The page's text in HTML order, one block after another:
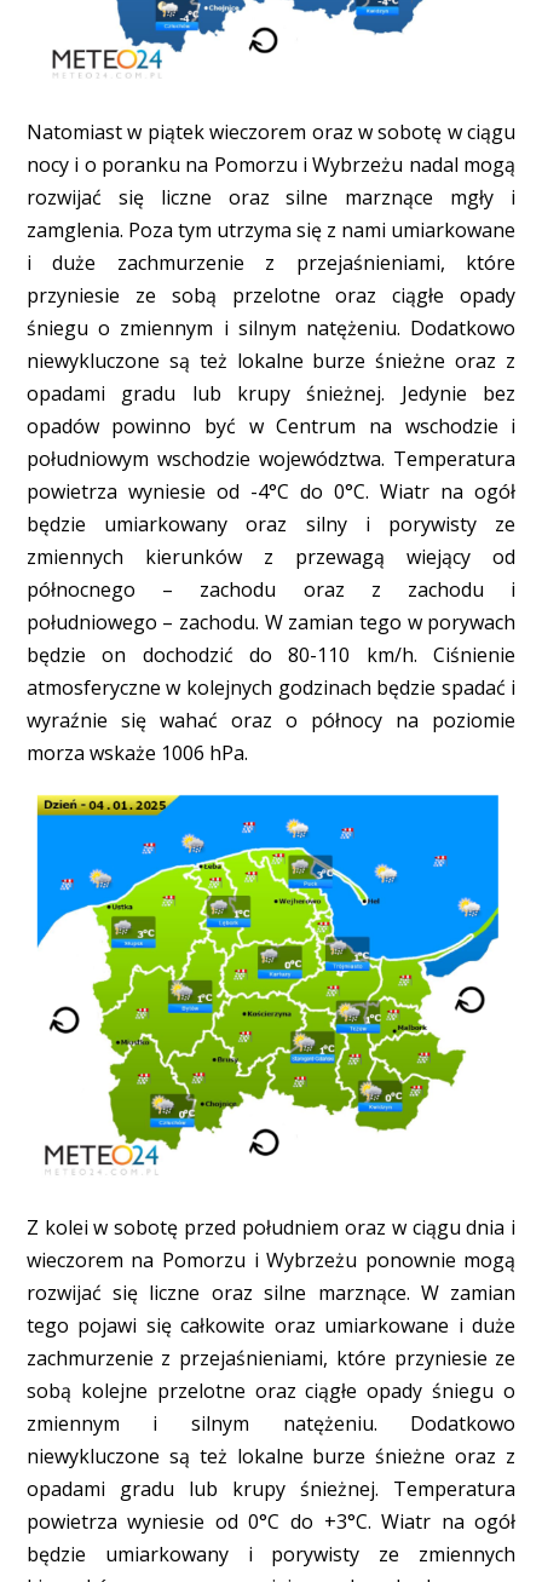
Natomiast w piątek wieczorem oraz w sobotę w ciągu
nocy i o poranku na Pomorzu i Wybrzeżu nadal mogą
rozwijać się liczne oraz silne marznące mgły i
zamglenia. Poza tym utrzyma się z nami umiarkowane
i duże zachmurzenie z przejaśnieniami, które
przyniesie ze sobą przelotne oraz ciągłe opady
śniegu o zmiennym i silnym natężeniu. Dodatkowo
niewykluczone są też lokalne burze śnieżne oraz z
opadami gradu lub krupy śnieżnej. Jedynie bez
opadów powinno być w Centrum na wschodzie i
południowym wschodzie województwa. Temperatura
powietrza wyniesie od -4°C do 0°C. Wiatr na ogół
będzie umiarkowany oraz silny i porywisty ze
zmiennych kierunków z przewagą wiejący od
północnego – zachodu oraz z zachodu i
południowego – zachodu. W zamian tego w porywach
będzie on dochodzić do 80-110 km/h. Ciśnienie
atmosferyczne w kolejnych godzinach będzie spadać i
wyraźnie się wahać oraz o północy na poziomie
morza wskaże 1006 hPa.
Z kolei w sobotę przed południem oraz w ciągu dnia i
wieczorem na Pomorzu i Wybrzeżu ponownie mogą
rozwijać się liczne oraz silne marznące. W zamian
tego pojawi się całkowite oraz umiarkowane i duże
zachmurzenie z przejaśnieniami, które przyniesie ze
sobą kolejne przelotne oraz ciągłe opady śniegu o
zmiennym i silnym natężeniu. Dodatkowo
niewykluczone są też lokalne burze śnieżne oraz z
opadami gradu lub krupy śnieżnej. Temperatura
powietrza wyniesie od 0°C do +3°C. Wiatr na ogół
będzie umiarkowany i porywisty ze zmiennych